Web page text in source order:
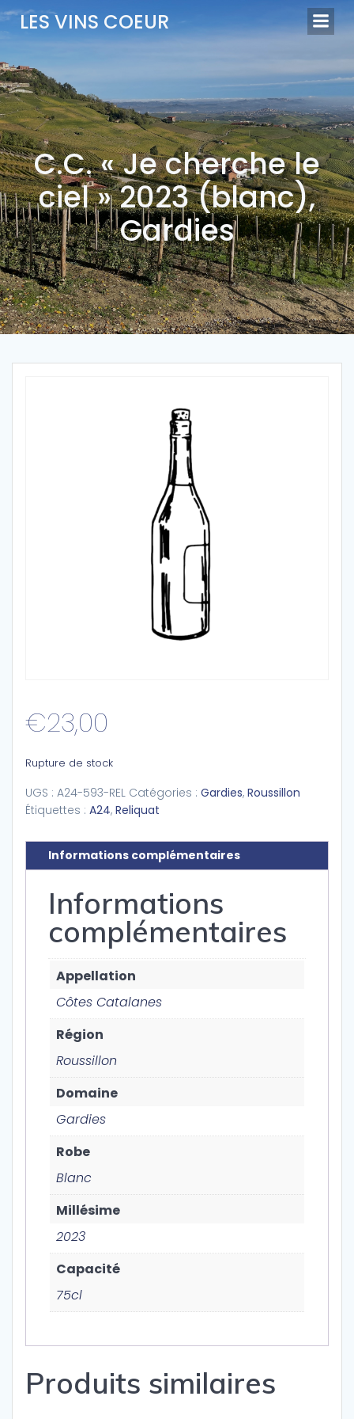
Aller
au
contenu
LES VINS COEUR
C.C. « Je cherche le
ciel » 2023 (blanc),
Gardies
€23,00
Rupture de stock
UGS : A24-593-REL Catégories : Gardies, Roussillon
Étiquettes : A24, Reliquat
Informations complémentaires
Informations
complémentaires
Appellation
Côtes Catalanes
Région
Roussillon
Domaine
Gardies
Robe
Blanc
Millésime
2023
Capacité
75cl
Produits similaires